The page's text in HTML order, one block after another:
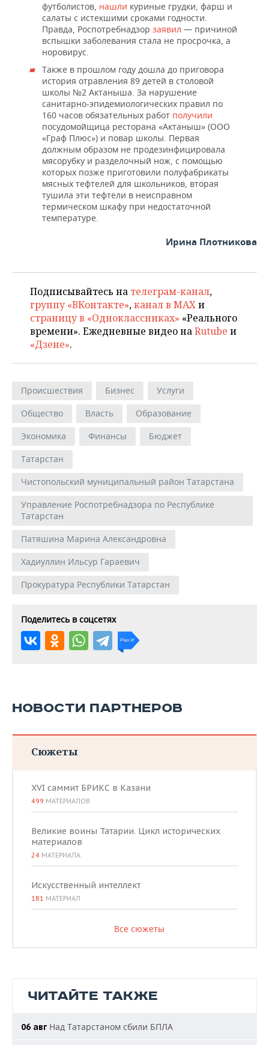
футболистов, нашли куриные грудки, фарш и
салаты с истекшими сроками годности.
Правда, Роспотребнадзор заявил — причиной
вспышки заболевания стала не просрочка, а
норовирус.
Также в прошлом году дошла до приговора
история отравления 89 детей в столовой
школы №2 Актаныша. За нарушение
санитарно-эпидемиологических правил по
160 часов обязательных работ получили
посудомойщица ресторана «Актаныш» (ООО
«Граф Плюс») и повар школы. Первая
должным образом не продезинфицировала
мясорубку и разделочный нож, с помощью
которых позже приготовили полуфабрикаты
мясных тефтелей для школьников, вторая
тушила эти тефтели в неисправном
термическом шкафу при недостаточной
температуре.
Ирина Плотникова
Подписывайтесь на телеграм-канал,
группу «ВКонтакте»,канал в MAXи
страницу в «Одноклассниках» «Реального
времени». Ежедневные видео наRutube и
«Дзене».
Происшествия Бизнес
Услуги
Общество
Власть
Образование
Экономика
Финансы
Бюджет
Татарстан
Чистопольский муниципальный район Татарстана
Управление Роспотребнадзора по Республике
Татарстан
Патяшина Марина Александровна
Хадиуллин Ильсур Гараевич
Прокуратура Республики Татарстан
Поделитесь в соцсетях
НОВОСТИ ПАРТНЕРОВ
Сюжеты
XVI саммит БРИКС в Казани
499 МАТЕРИАЛОВ
Великие воины Татарии. Цикл исторических
материалов
24 МАТЕРИАЛА
Искусственный интеллект
181 МАТЕРИАЛ
Все сюжеты
ЧИТАЙТЕ ТАКЖЕ
06 авг Над Татарстаном сбили БПЛА